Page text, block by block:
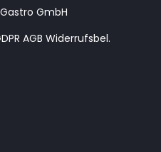
GmbH
AGB Widerrufsbel.